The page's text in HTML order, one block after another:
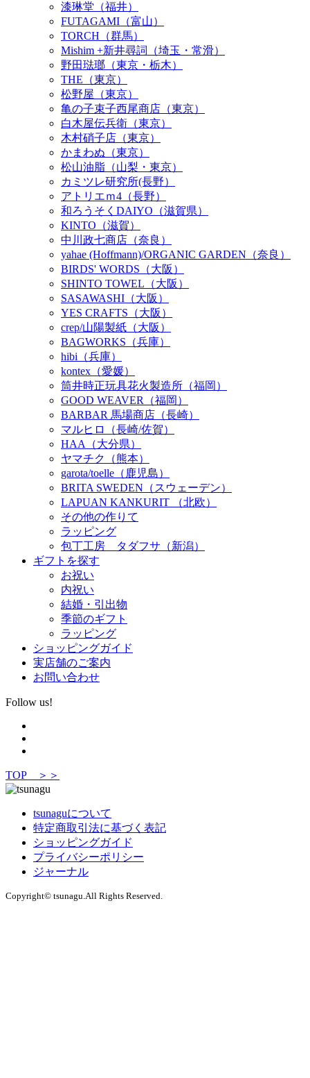
漆琳堂（福井）
FUTAGAMI（富山）
TORCH（群馬）
Mishim +新井尋詞（埼玉・常滑）
野田琺瑯（東京・栃木）
THE（東京）
松野屋（東京）
亀の子束子西尾商店（東京）
白木屋伝兵衛（東京）
木村硝子店（東京）
かまわぬ（東京）
松山油脂（山梨・東京）
カミツレ研究所(長野）
アトリエｍ4（長野）
和ろうそくDAIYO（滋賀県）
KINTO（滋賀）
中川政七商店（奈良）
yahae (Hoffmann)/ORGANIC GARDEN（奈良）
BIRDS' WORDS（大阪）
SHINTO TOWEL（大阪）
SASAWASHI（大阪）
YES CRAFTS（大阪）
crep/山陽製紙（大阪）
BAGWORKS（兵庫）
hibi（兵庫）
kontex（愛媛）
筒井時正玩具花火製造所（福岡）
GOOD WEAVER（福岡）
BARBAR 馬場商店（長崎）
マルヒロ（長崎/佐賀）
HAA（大分県）
ヤマチク（熊本）
garota/toelle（鹿児島）
BRITA SWEDEN（スウェーデン）
LAPUAN KANKURIT （北欧）
その他の作りて
ラッピング
包丁工房 タダフサ（新潟）
ギフトを探す
お祝い
内祝い
結婚・引出物
季節のギフト
ラッピング
ショッピングガイド
実店舗のご案内
お問い合わせ
Follow us!
TOP ＞＞
tsunaguについて
特定商取引法に基づく表記
ショッピングガイド
プライバシーポリシー
ジャーナル
Copyright© tsunagu.All Rights Reserved.